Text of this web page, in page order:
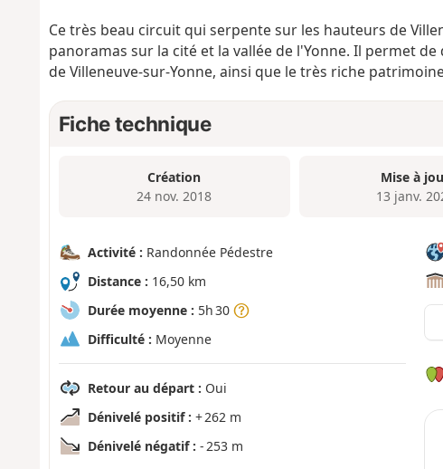
Ce très beau circuit qui serpente sur les hauteurs de
panoramas sur la cité et la vallée de l'Yonne. Il permet
de Villeneuve-sur-Yonne, ainsi que le très riche
Fiche technique
Création
24 nov. 2018
Mise à
13 janv.
Activité : Randonnée Pédestre
Distance : 16,50 km
Durée moyenne : 5h 30
Difficulté : Moyenne
Retour au départ : Oui
Dénivelé positif : + 262 m
Dénivelé négatif : - 253 m